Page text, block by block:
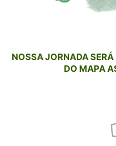
NOSSA JORNADA
DO MAPA